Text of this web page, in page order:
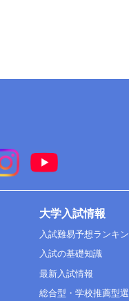
大学入試情報
入試難易予想ランキ
入試の基礎知識
最新入試情報
総合型・学校推薦型